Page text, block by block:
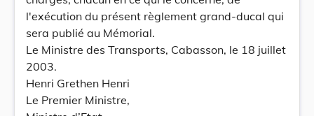
l'exécution du présent règlement grand-ducal qui
sera publié au Mémorial.
Le Ministre des Transports, Cabasson, le 18 juillet
2003.
Henri Grethen Henri
Le Premier Ministre,